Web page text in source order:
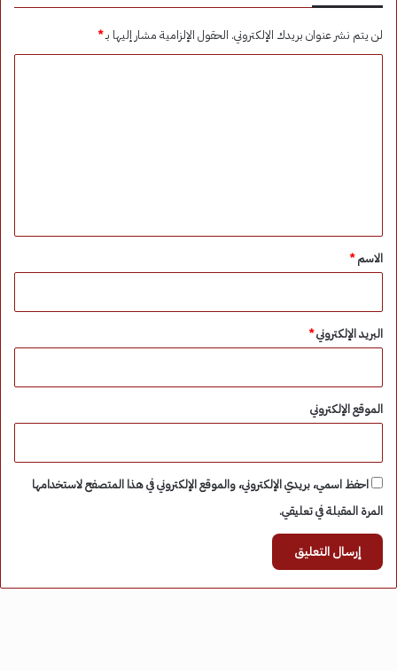
لن يتم نشر عنوان بريدك الإلكتروني. الحقول الإلزامية مشار إليها بـ*
*
الاسم*
البريد الإلكتروني*
الموقع الإلكتروني
احفظ اسمي، بريدي الإلكتروني، والموقع الإلكتروني في هذا المتصفح لاستخدامها
المرة المقبلة في تعليقي.